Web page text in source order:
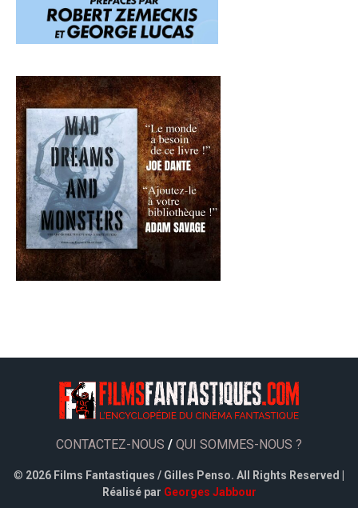
CONTACTEZ-NOUS / QUI SOMMES-NOUS ?
© 2026 Films Fantastiques / Gilles Penso. All Rights Reserved |
Réalisé par Georges Jabbour